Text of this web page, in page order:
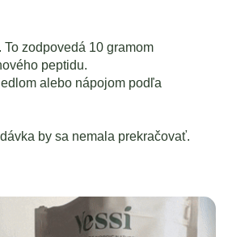
To zodpovedá 10 gramom
peptidu.
alebo nápojom podľa
by sa nemala prekračovať.